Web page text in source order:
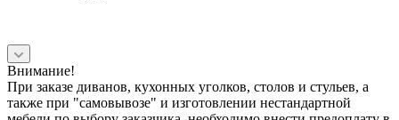
Внимание!
При заказе диванов, кухонных уголков, столов и стульев, а
также при "самовывозе" и изготовлении нестандартной